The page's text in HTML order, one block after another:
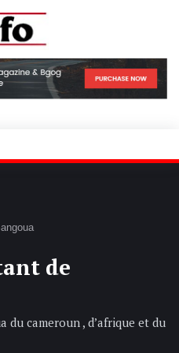
de
cameroun , d’afrique et du